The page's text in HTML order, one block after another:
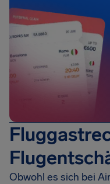
Obwohl es sich bei